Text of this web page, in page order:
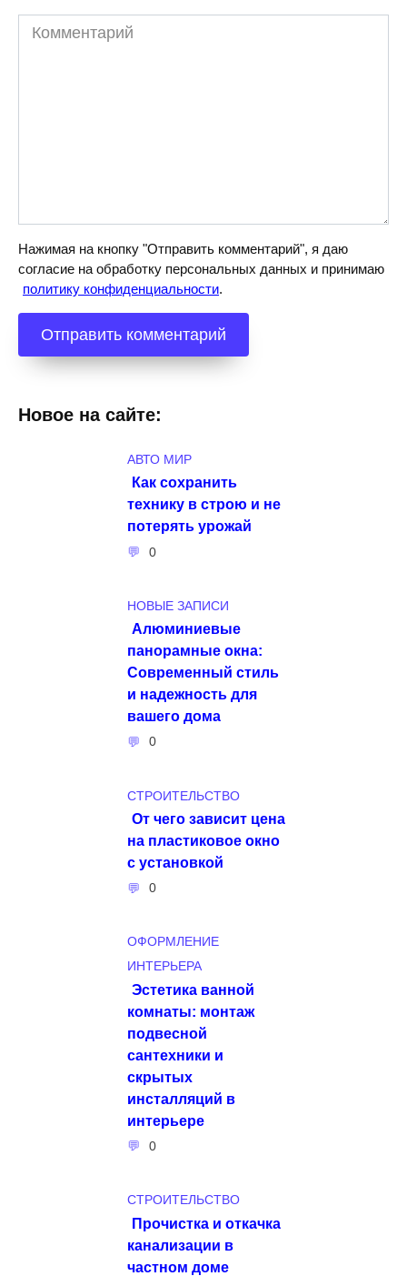
Комментарий
Нажимая на кнопку "Отправить комментарий", я даю
согласие на обработку персональных данных и принимаю
политику конфиденциальности.
Новое на сайте:
АВТО МИР
Как сохранить
технику в строю и не
потерять урожай
0
НОВЫЕ ЗАПИСИ
Алюминиевые
панорамные окна:
Современный стиль
и надежность для
вашего дома
0
СТРОИТЕЛЬСТВО
От чего зависит цена
на пластиковое окно
с установкой
0
ОФОРМЛЕНИЕ
ИНТЕРЬЕРА
Эстетика ванной
комнаты: монтаж
подвесной
сантехники и
скрытых
инсталляций в
интерьере
0
СТРОИТЕЛЬСТВО
Прочистка и откачка
канализации в
частном доме